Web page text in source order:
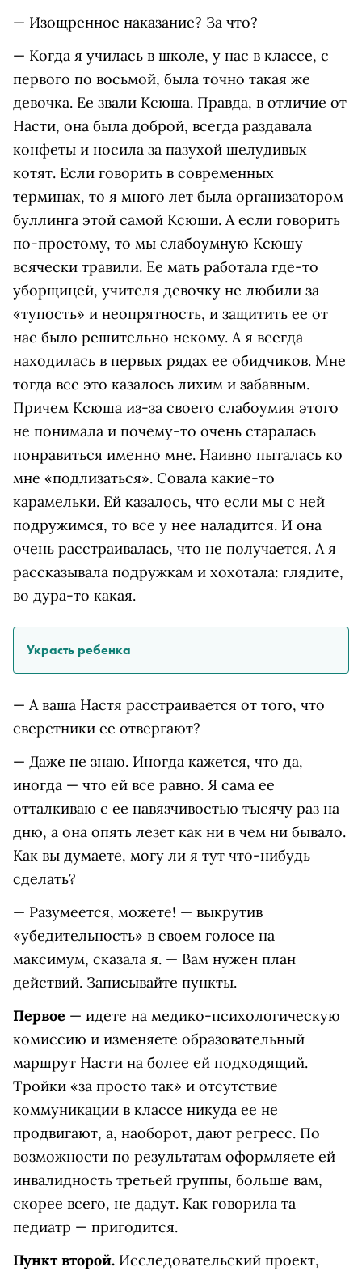
— Изощренное наказание? За что?
— Когда я училась в школе, у нас в классе, с
первого по восьмой, была точно такая же
девочка. Ее звали Ксюша. Правда, в отличие от
Насти, она была доброй, всегда раздавала
конфеты и носила за пазухой шелудивых
котят. Если говорить в современных
терминах, то я много лет была организатором
буллинга этой самой Ксюши. А если говорить
по-простому, то мы слабоумную Ксюшу
всячески травили. Ее мать работала где-то
уборщицей, учителя девочку не любили за
«тупость» и неопрятность, и защитить ее от
нас было решительно некому. А я всегда
находилась в первых рядах ее обидчиков. Мне
тогда все это казалось лихим и забавным.
Причем Ксюша из-за своего слабоумия этого
не понимала и почему-то очень старалась
понравиться именно мне. Наивно пыталась ко
мне «подлизаться». Совала какие-то
карамельки. Ей казалось, что если мы с ней
подружимся, то все у нее наладится. И она
очень расстраивалась, что не получается. А я
рассказывала подружкам и хохотала: глядите,
во дура-то какая.
Украсть ребенка
— А ваша Настя расстраивается от того, что
сверстники ее отвергают?
— Даже не знаю. Иногда кажется, что да,
иногда — что ей все равно. Я сама ее
отталкиваю с ее навязчивостью тысячу раз на
дню, а она опять лезет как ни в чем ни бывало.
Как вы думаете, могу ли я тут что-нибудь
сделать?
— Разумеется, можете! — выкрутив
«убедительность» в своем голосе на
максимум, сказала я. — Вам нужен план
действий. Записывайте пункты.
Первое — идете на медико-психологическую
комиссию и изменяете образовательный
маршрут Насти на более ей подходящий.
Тройки «за просто так» и отсутствие
коммуникации в классе никуда ее не
продвигают, а, наоборот, дают регресс. По
возможности по результатам оформляете ей
инвалидность третьей группы, больше вам,
скорее всего, не дадут. Как говорила та
педиатр — пригодится.
Пункт второй. Исследовательский проект,